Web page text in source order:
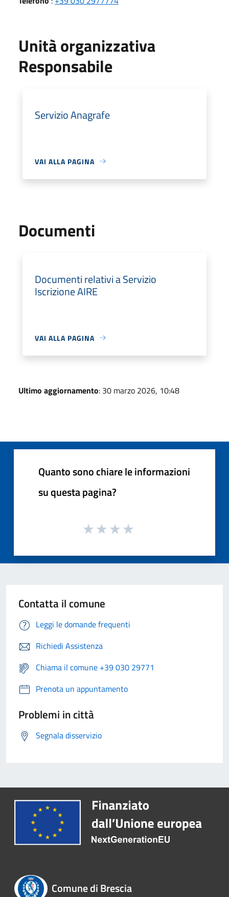
Unità organizzativa
Responsabile
Servizio Anagrafe
VAI ALLA PAGINA
Documenti
Documenti relativi a Servizio
Iscrizione AIRE
VAI ALLA PAGINA
Ultimo aggiornamento: 30 marzo 2026, 10:48
Quanto sono chiare le informazioni
su questa pagina?
Contatta il comune
Leggi le domande frequenti
Richiedi Assistenza
Chiama il comune +39 030 29771
Prenota un appuntamento
Problemi in città
Segnala disservizio
Comune di Brescia